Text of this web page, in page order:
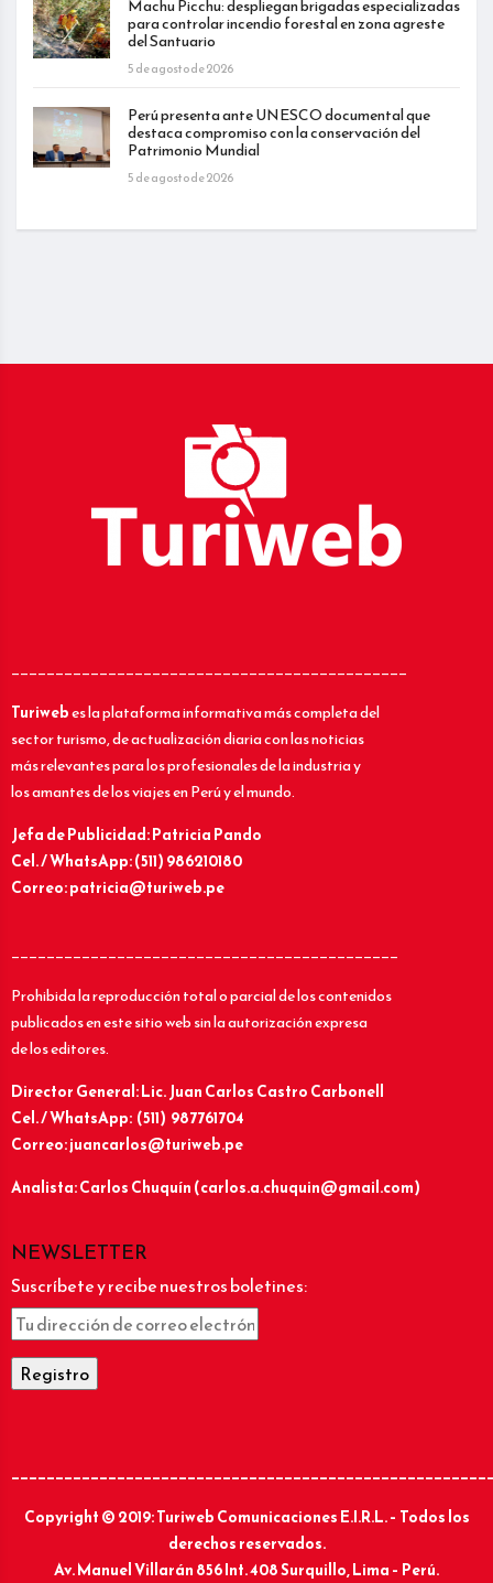
Machu Picchu: despliegan brigadas especializadas
para controlar incendio forestal en zona agreste
del Santuario
5 de agosto de 2026
Perú presenta ante UNESCO documental que
destaca compromiso con la conservación del
Patrimonio Mundial
5 de agosto de 2026
_____________________________________________
Turiwebes la plataforma informativa más completa del
sector turismo, de actualización diaria con las noticias
más relevantes para los profesionales de la industria y
los amantes de los viajes en Perú y el mundo.
Jefa de Publicidad: Patricia Pando
Cel. / WhatsApp: (511) 986210180
Correo: patricia@turiweb.pe
____________________________________________
Prohibida la reproducción total o parcial de los contenidos
publicados en este sitio web sin la autorización expresa
de los editores.
Director General: Lic.Juan Carlos Castro Carbonell
Cel. / WhatsApp: (511) 987761704
Correo: juancarlos@turiweb.pe
Analista: Carlos Chuquín (carlos.a.chuquin@gmail.com)
NEWSLETTER
Suscríbete y recibe nuestros boletines:
Copyright © 2019: Turiweb Comunicaciones E.I.R.L. – Todos los
derechos reservados.
Av. Manuel Villarán 856 Int. 408 Surquillo, Lima – Perú.